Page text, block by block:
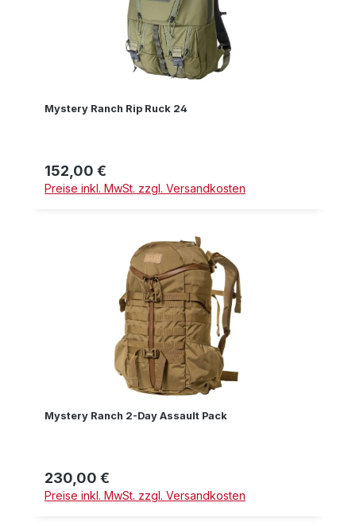
Mystery Ranch Rip Ruck 24
Regulärer Preis:
152,00 €
Preise inkl. MwSt. zzgl. Versandkosten
Mystery Ranch 2-Day Assault Pack
Regulärer Preis:
230,00 €
Preise inkl. MwSt. zzgl. Versandkosten